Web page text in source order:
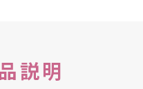
説明